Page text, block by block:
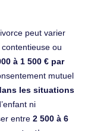
peut varier
ou
à 1 500 € par
mutuel
les situations
ni
entre 2 500 à 6